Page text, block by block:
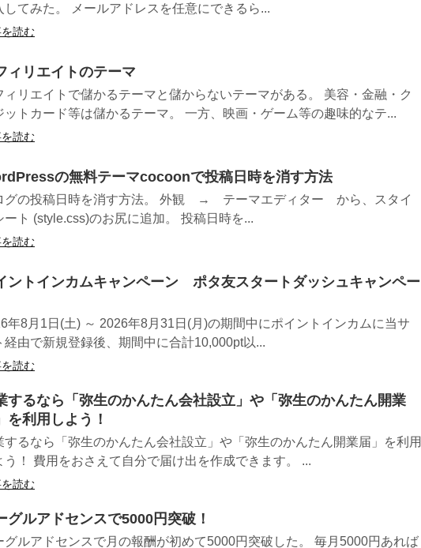
してみた。 メールアドレスを任意にできるら...
読む
ィリエイトのテーマ
ィリエイトで儲かるテーマと儲からないテーマがある。 美容・金融・ク
ットカード等は儲かるテーマ。 一方、映画・ゲーム等の趣味的なテ...
読む
の無料テーマcocoonで投稿日時を消す方法
グの投稿日時を消す方法。 外観 → テーマエディター から、スタイ
ート (style.css)のお尻に追加。 投稿日時を...
読む
ントインカムキャンペーン ポタ友スタートダッシュキャンペー
年8月1日(土) ～ 2026年8月31日(月)の期間中にポイントインカムに当サ
経由で新規登録後、期間中に合計10,000pt以...
読む
するなら「弥生のかんたん会社設立」や「弥生のかんたん開業
を利用しよう！
するなら「弥生のかんたん会社設立」や「弥生のかんたん開業届」を利用
う！ 費用をおさえて自分で届け出を作成できます。 ...
読む
グルアドセンスで5000円突破！
グルアドセンスで月の報酬が初めて5000円突破した。 毎月5000円あれば